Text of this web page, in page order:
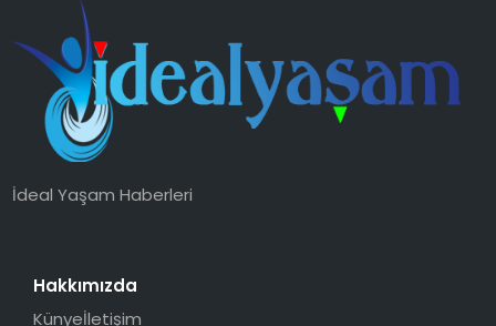
İdeal Yaşam Haberleri
Hakkımızda
Künyeİletişim